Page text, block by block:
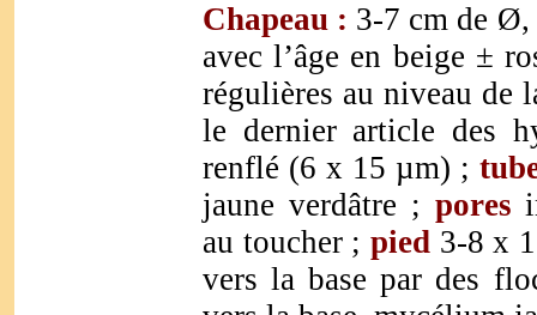
Chapeau : 3-7 cm de Ø,
avec l’âge en beige ±
régulières au niveau de
le dernier article des
renflé (6 x 15 µm) ;
jaune verdâtre ; pores
au toucher; pied 3-8 x
vers la base par des